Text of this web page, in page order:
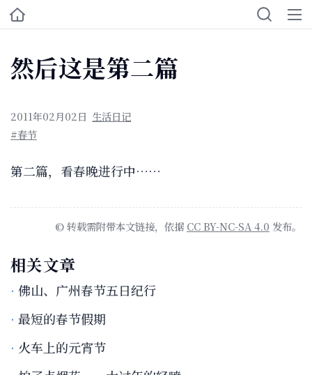
然后这是第二篇
2011年02月02日 生活日记
#春节
第二篇，看春晚进行中……
© 转载需附带本文链接，依据 CC BY-NC-SA 4.0 发布。
相关文章
佛山、广州春节五日纪行
最短的春节假期
火车上的元宵节